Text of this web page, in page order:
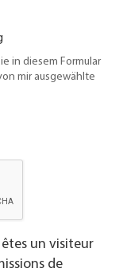
in diesem Formular
mir ausgewählte
un visiteur
de